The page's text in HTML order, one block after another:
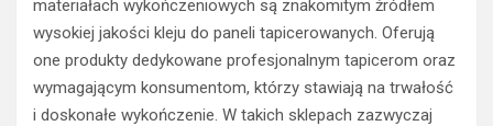
materiałach wykończeniowych są znakomitym źródłem
wysokiej jakości kleju do paneli tapicerowanych. Oferują
one produkty dedykowane profesjonalnym tapicerom oraz
wymagającym konsumentom, którzy stawiają na trwałość
i doskonałe wykończenie. W takich sklepach zazwyczaj